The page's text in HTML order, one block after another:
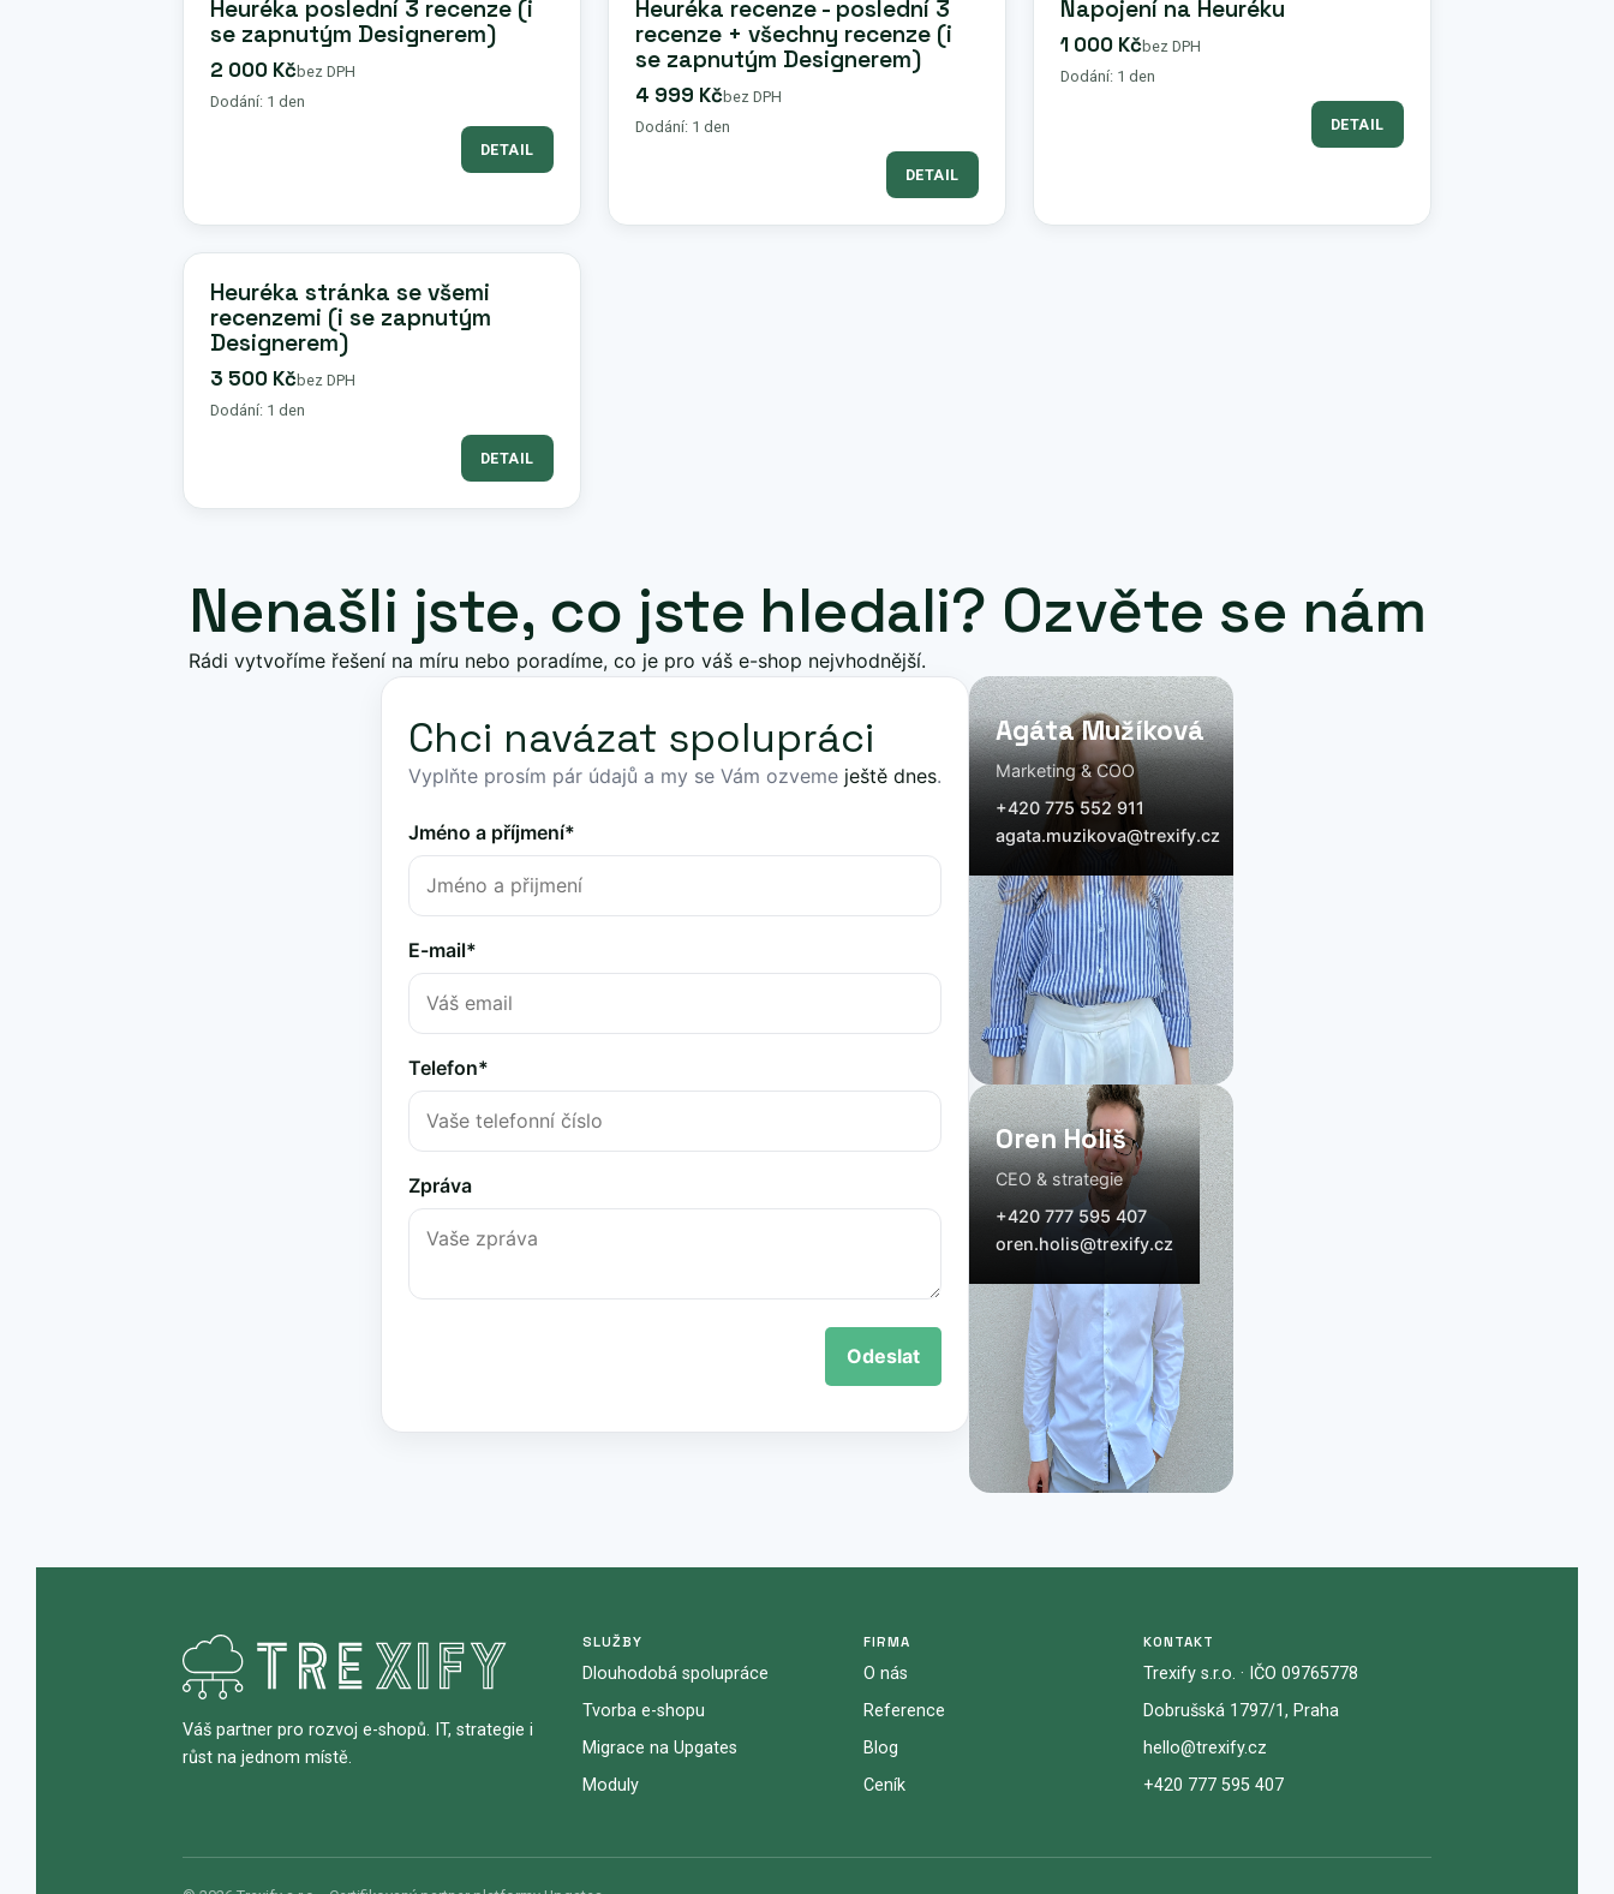
Heuréka poslední 3 recenze (i
se zapnutým Designerem)
2 000 Kčbez DPH
Dodání: 1 den
DETAIL
Heuréka recenze - poslední 3
recenze + všechny recenze (i
se zapnutým Designerem)
4 999 Kčbez DPH
Dodání: 1 den
DETAIL
Napojení na Heuréku
1 000 Kčbez DPH
Dodání: 1 den
DETAIL
Heuréka stránka se všemi
recenzemi (i se zapnutým
Designerem)
3 500 Kčbez DPH
Dodání: 1 den
DETAIL
Nenašli jste, co jste hledali? Ozvěte se nám
Rádi vytvoříme řešení na míru nebo poradíme, co je pro váš e-shop nejvhodnější.
Chci navázat spolupráci
Vyplňte prosím pár údajů a my se Vám ozveme ještě dnes.
Jméno a příjmení*
E-mail*
Telefon*
Zpráva
Odeslat
Agáta Mužíková
Marketing & COO
+420 775 552 911
agata.muzikova@trexify.cz
Oren Holiš
CEO & strategie
+420 777 595 407
oren.holis@trexify.cz
Váš partner pro rozvoj e-shopů. IT, strategie i
růst na jednom místě.
SLUŽBY
Dlouhodobá spolupráce
Tvorba e-shopu
Migrace na Upgates
Moduly
FIRMA
O nás
Reference
Blog
Ceník
KONTAKT
Trexify s.r.o. · IČO 09765778
Dobrušská 1797/1, Praha
hello@trexify.cz
+420 777 595 407